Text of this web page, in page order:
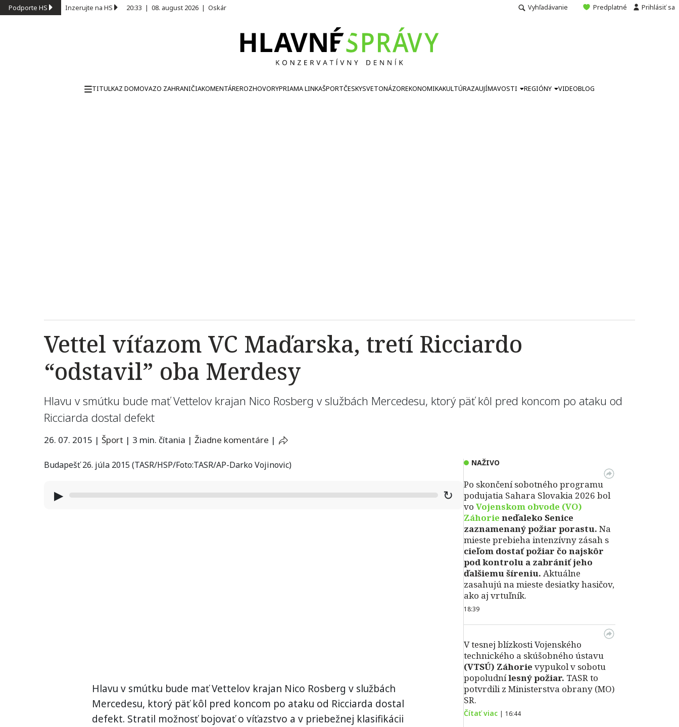
Podporte HS Inzerujte na HS 20:33 | 08. august 2026 | Oskár Vyhľadávanie Predplatné Prihlásiť sa
TITULKAZ DOMOVAZO ZAHRANIČIAKOMENTÁREROZHOVORYPRIAMA LINKAŠPORTČESKYSVETONÁZOREKONOMIKAKULTÚRAZAUJÍMAVOSTI REGIÓNY VIDEOBLOG
Vettel víťazom VC Maďarska, tretí Ricciardo
“odstavil” oba Merdesy
Hlavu v smútku bude mať Vettelov krajan Nico Rosberg v službách Mercedesu, ktorý päť kôl pred koncom po ataku od
Ricciarda dostal defekt
26. 07. 2015 | Šport | 3 min. čítania | Žiadne komentáre |
Budapešť 26. júla 2015 (TASR/HSP/Foto:TASR/AP-Darko Vojinovic)
▶ ↻
Hlavu v smútku bude mať Vettelov krajan Nico Rosberg v službách
Mercedesu, ktorý päť kôl pred koncom po ataku od Ricciarda dostal
defekt. Stratil možnosť bojovať o víťazstvo a v priebežnej klasifikácii
NAŽIVO
Po skončení sobotného programu
podujatia Sahara Slovakia 2026 bol
vo Vojenskom obvode (VO)
Záhorie neďaleko Senice
zaznamenaný požiar porastu. Na
mieste prebieha intenzívny zásah s
cieľom dostať požiar čo najskôr
pod kontrolu a zabrániť jeho
ďalšiemu šíreniu. Aktuálne
zasahujú na mieste desiatky hasičov,
ako aj vrtuľník.
18:39
V tesnej blízkosti Vojenského
technického a skúšobného ústavu
(VTSÚ) Záhorie vypukol v sobotu
popoludnílesný požiar. TASR to
potvrdili z Ministerstva obrany (MO)
SR.
Čítať viac | 16:44